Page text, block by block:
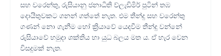
සහ වරෙන්තු, රුසියානු ජනාධිති ව්ලැඩිමිර් පුටින් තඹ
දොයිතුවකට ගනන් ගත්තේ නැත. එම තීන්දු සහ වරෙන්තු
ගණන් නො ගැනීම හෝ ක්‍රියාවේ යෙදවීම තීන්දු වන්නේ
රුසියාවේ හමුදා ශක්තිය හා යුධ බලය මත ය. ඒ හැර වෙන
විසදුමක් නැත.